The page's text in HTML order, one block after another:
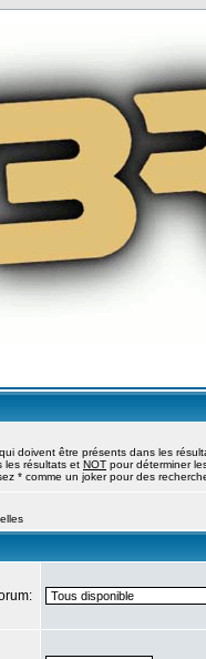
doivent être présents dans les
les résultats et NOT pour déterminer
* comme un joker pour des